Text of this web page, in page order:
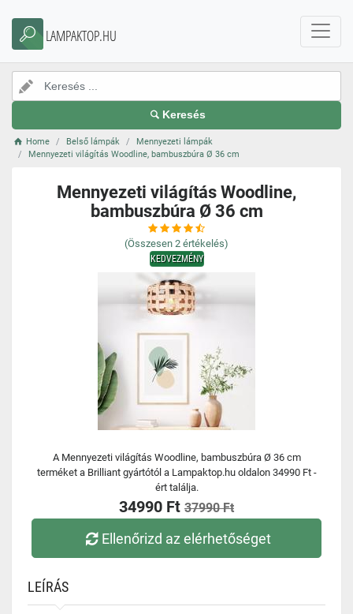
LAMPAKTOP.HU
Keresés
Home Belső lámpák
Mennyezeti lámpák
Mennyezeti világítás Woodline, bambuszbúra Ø 36 cm
Mennyezeti világítás Woodline,
bambuszbúra Ø 36 cm
(Összesen 2 értékelés)
KEDVEZMÉNY
A Mennyezeti világítás Woodline, bambuszbúra Ø 36 cm
terméket a Brilliant gyártótól a Lampaktop.hu oldalon 34990 Ft -
ért találja.
34990 Ft 37990 Ft
Ellenőrizd az elérhetőséget
LEÍRÁS